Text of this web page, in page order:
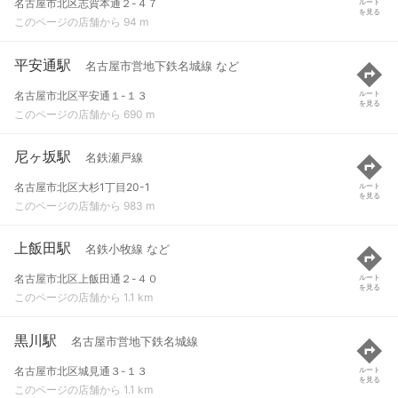
名古屋市北区志賀本通２-４７
このページの店舗から 94 m
を見る
平安通駅 名古屋市営地下鉄名城線 など
名古屋市北区平安通１-１３
このページの店舗から 690 m
ルート
を見る
尼ヶ坂駅 名鉄瀬戸線
名古屋市北区大杉1丁目20-1
このページの店舗から 983 m
ルート
を見る
上飯田駅 名鉄小牧線 など
名古屋市北区上飯田通２-４０
このページの店舗から 1.1 km
ルート
を見る
黒川駅 名古屋市営地下鉄名城線
名古屋市北区城見通３-１３
このページの店舗から 1.1 km
ルート
を見る